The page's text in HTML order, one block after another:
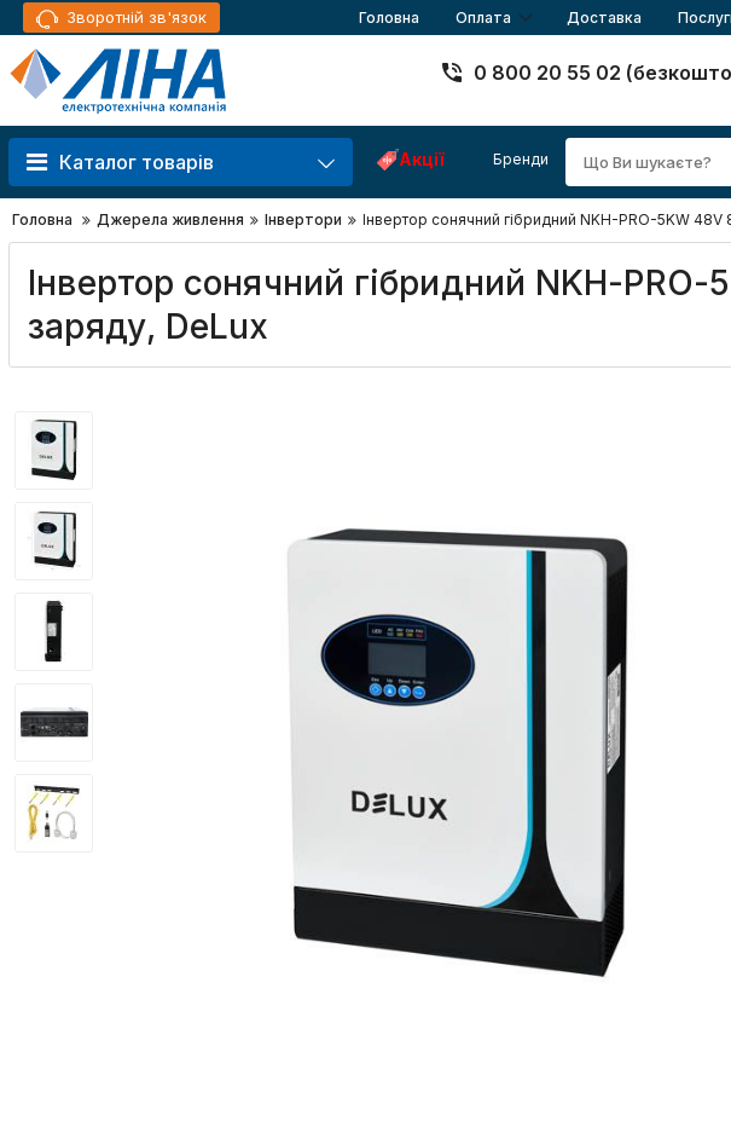
Зворотній зв'язок Головна Оплата Доставка
0 800 20 55 02
Каталог товарів Акції Бренди
Головна Джерела живлення Інвертори Інвертор сонячний гібридний NKH-PRO-5KW
Інвертор сонячний гібридний NKH-
заряду, DeLux